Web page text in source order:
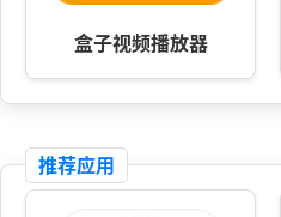
盒子视频播放器
推荐应用